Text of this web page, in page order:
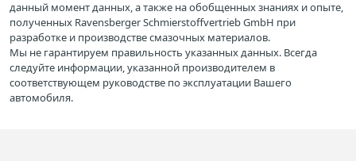
данный момент данных, а также на обобщенных знаниях и опыте,
полученных Ravensberger Schmierstoffvertrieb GmbH при
разработке и производстве смазочных материалов.
Мы не гарантируем правильность указанных данных. Всегда
следуйте информации, указанной производителем в
соответствующем руководстве по эксплуатации Вашего
автомобиля.